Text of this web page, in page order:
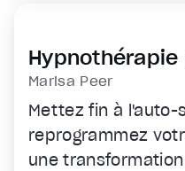
Hypnothérapie
Transformation
l'Abondance
Marisa Peer
Mettez fin à l'auto-
reprogrammez
une